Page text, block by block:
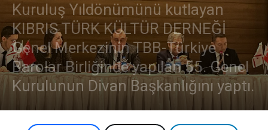
Kuruluş Yıldönümünü kutlayan
KIBRIS TÜRK KÜLTÜR DERNEĞİ
Genel Merkezinin TBB-Türkiye
Barolar Birliğinde yapılan 55. Genel
Kurulunun Divan Başkanlığını yaptı.